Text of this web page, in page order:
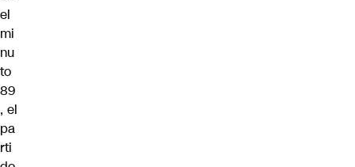
el
mi
nu
to
89
, el
pa
rti